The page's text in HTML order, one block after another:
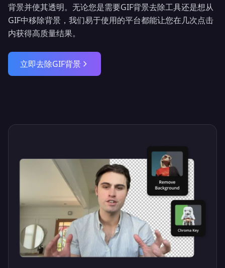
背景并使其透明。无论您是需要GIF背景去除工具还是想从
GIF中移除背景，我们易于使用的平台都能让您在几次点击
内获得高质量结果。
立即去除GIF背景